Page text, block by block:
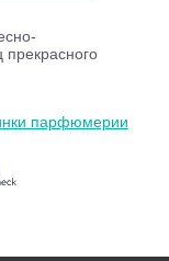
прекрасного
парфюмерии